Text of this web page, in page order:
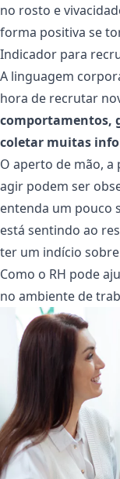
no rosto e
forma positiva se
Indicador para
A linguagem
hora de recrutar
comportamentos,
coletar muitas
O aperto de mão,
agir podem ser
entenda um pouco
está sentindo ao
ter um indício
Como o RH pode
no ambiente de